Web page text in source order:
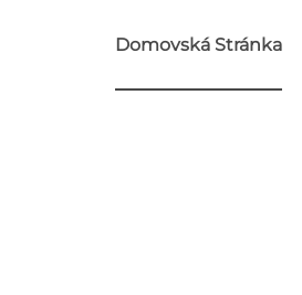
Domovská Stránka